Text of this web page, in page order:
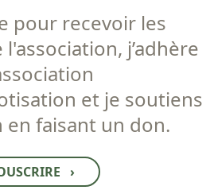
pour recevoir les
j’adhère
et je soutiens
en faisant un don.
›